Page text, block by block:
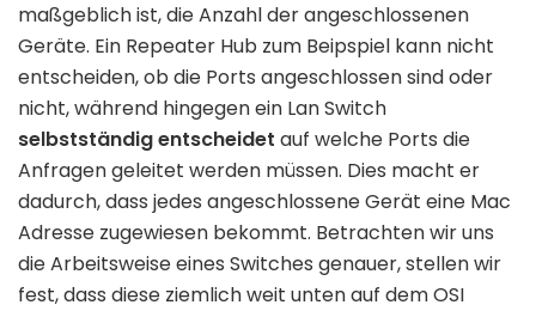
maßgeblich ist, die Anzahl der angeschlossenen
Geräte. Ein Repeater Hub zum Beipspiel kann nicht
entscheiden, ob die Ports angeschlossen sind oder
nicht, während hingegen ein Lan Switch
selbstständigentscheidet auf welche Ports die
Anfragen geleitet werden müssen. Dies macht er
dadurch, dass jedes angeschlossene Gerät eine Mac
Adresse zugewiesen bekommt. Betrachten wir uns
die Arbeitsweise eines Switches genauer, stellen wir
fest, dass diese ziemlich weit unten auf dem OSI